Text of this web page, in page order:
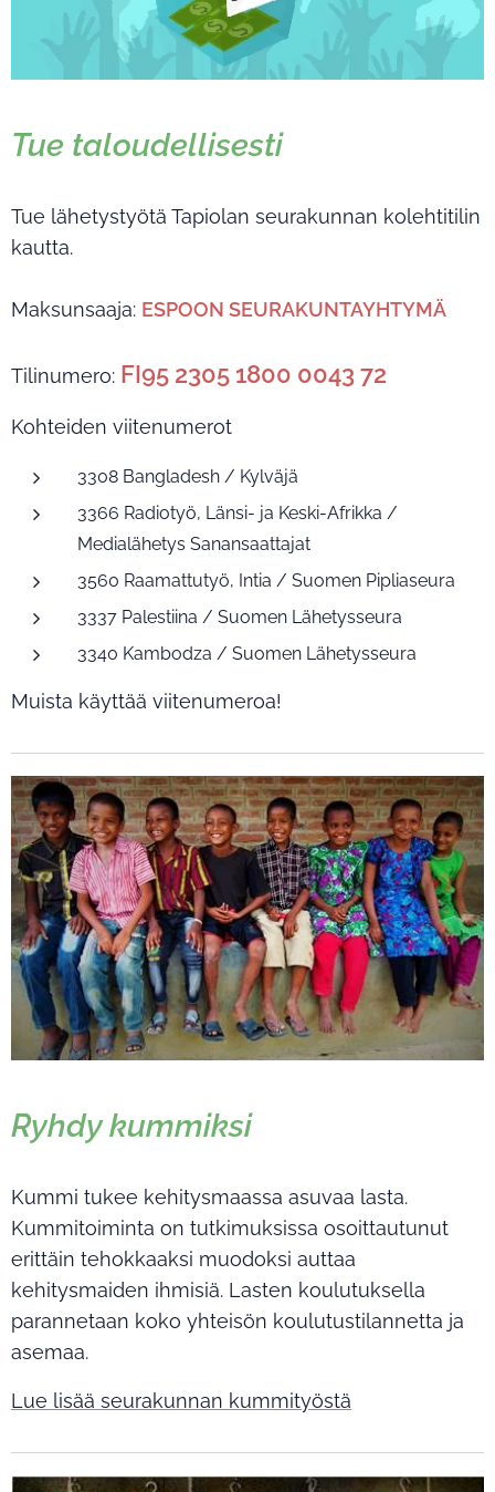
Tue taloudellisesti
Tue lähetystyötä Tapiolan seurakunnan kolehtitilin
kautta.
Maksunsaaja: ESPOON SEURAKUNTAYHTYMÄ
Tilinumero: FI95 2305 1800 0043 72
Kohteiden viitenumerot
3308 Bangladesh / Kylväjä
3366 Radiotyö, Länsi- ja Keski-Afrikka /
Medialähetys Sanansaattajat
3560 Raamattutyö, Intia / Suomen Pipliaseura
3337 Palestiina / Suomen Lähetysseura
3340 Kambodza / Suomen Lähetysseura
Muista käyttää viitenumeroa!
Ryhdy kummiksi
Kummi tukee kehitysmaassa asuvaa lasta.
Kummitoiminta on tutkimuksissa osoittautunut
erittäin tehokkaaksi muodoksi auttaa
kehitysmaiden ihmisiä. Lasten koulutuksella
parannetaan koko yhteisön koulutustilannetta ja
asemaa.
Lue lisää seurakunnan kummityöstä